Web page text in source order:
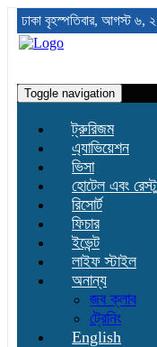
ঢাকা বৃহস্পতিবার, আগস্ট ৬,
Toggle navigation
ট্রুরিজম
এ্যাভিয়েশন
ভিসা
হোটেল এবং
রিসোর্ট
ফিচার
ইভেন্ট
লাইফ স্টাইল
অনান্য
জব ক্লাব
ট্রেনিং
English